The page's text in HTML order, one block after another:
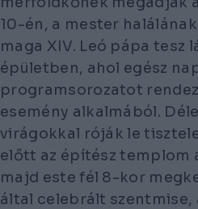
10-én, a mester
maga XIV. Leó pápa tesz
épületben, ahol egész
programsorozatot
esemény alkalmából.
virágokkal róják le
előtt az építész
majd este fél 8-kor
által celebrált szentmise,